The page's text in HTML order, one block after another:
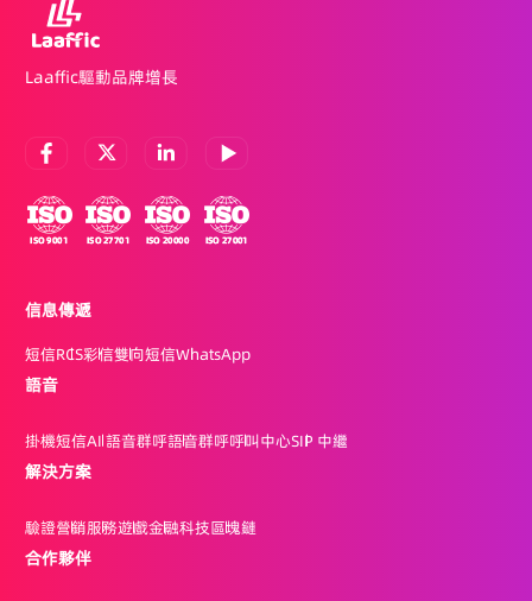
Laaffic驅動品牌增長
信息傳遞
短信RCS彩信雙向短信WhatsApp
語音
掛機短信AI 語音群呼語音群呼呼叫中心SIP 中繼
解決方案
驗證營銷服務遊戲金融科技區塊鏈
合作夥伴